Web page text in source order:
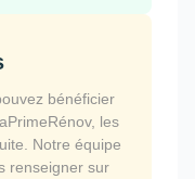
bénéficier
les
Notre équipe
renseigner sur